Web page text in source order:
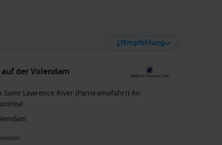
Empfehlung
der Volendam
Saint Lawrence River (Panoramafahrt) An